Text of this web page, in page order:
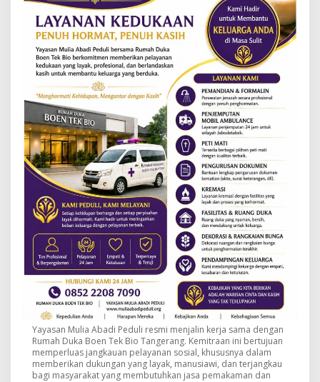
Yayasan Mulia Abadi Peduli resmi menjalin kerja sama dengan
Rumah Duka Boen Tek Bio Tangerang. Kemitraan ini bertujuan
memperluas jangkauan pelayanan sosial, khususnya dalam
memberikan dukungan yang layak, manusiawi, dan terjangkau
bagi masyarakat yang membutuhkan jasa pemakaman dan